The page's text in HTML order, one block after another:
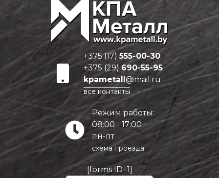
+375 (17)555-00-30
+375 (29) 690-55-95
kpametall@mail.ru
все контакты
Режим работы:
08:00 - 17:00
пн-пт
схема проезда
[forms ID=1]